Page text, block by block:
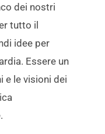
dei nostri
tutto il
idee per
Essere un
e le visioni dei